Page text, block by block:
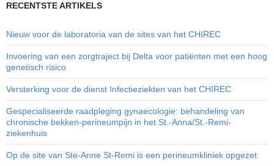
RECENTSTE ARTIKELS
Nieuw voor de laboratoria van de sites van het CHIREC
Invoering van een zorgtraject bij Delta voor patiënten met een hoog
genetisch risico
Versterking voor de dienst Infectieziekten van het CHIREC
Gespecialiseerde raadpleging gynaecologie: behandeling van
chronische bekken-perineumpijn in het St.-Anna/St.-Remi-
ziekenhuis
Op de site van Ste-Anne St-Remi is een perineumkliniek opgezet